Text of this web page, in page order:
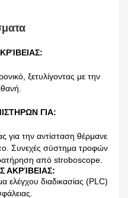
ξετυλίγοντας με την
ΓΙΑ:
για την αντίσταση θέρμανε
Συνεχές σύστημα τροφών
από stroboscope.
ΑΚΡΊΒΕΙΑΣ:
διαδικασίας (PLC)